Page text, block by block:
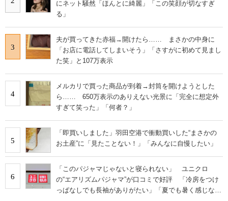
にネット騒然「ほんとに綺麗」「この笑顔が切なすぎ
る」
3
夫が買ってきた赤福→開けたら…… まさかの中身に
「お店に電話してしまいそう」「さすがに初めて見まし
た笑」と107万表示
4
メルカリで買った商品が到着→封筒を開けようとした
ら…… 650万表示のありえない光景に「完全に想定外
すぎて笑った」「何者？」
5
「即買いしました」羽田空港で衝動買いした“まさかの
お土産”に「見たことない！」「みんなに自慢したい」
6
「このパジャマじゃないと寝られない」 ユニクロ
の“エアリズムパジャマ”が口コミで好評 「冷房をつけ
っぱなしでも長袖がありがたい」「夏でも暑く感じな